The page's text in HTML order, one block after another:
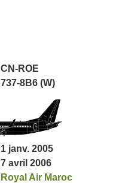
CN-ROE
737-8B6 (W)
1 janv. 2005
7 avril 2006
Royal Air Maroc